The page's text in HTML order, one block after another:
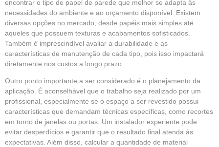
encontrar o tipo de papel de parede que melhor se adapta às
necessidades do ambiente e ao orçamento disponível. Existem
diversas opções no mercado, desde papéis mais simples até
aqueles que possuem texturas e acabamentos sofisticados.
Também é imprescindível avaliar a durabilidade e as
características de manutenção de cada tipo, pois isso impactará
diretamente nos custos a longo prazo.
Outro ponto importante a ser considerado é o planejamento da
aplicação. É aconselhável que o trabalho seja realizado por um
profissional, especialmente se o espaço a ser revestido possui
características que demandam técnicas específicas, como recortes
em torno de janelas ou portas. Um instalador experiente pode
evitar desperdícios e garantir que o resultado final atenda às
expectativas. Além disso, calcular a quantidade de material